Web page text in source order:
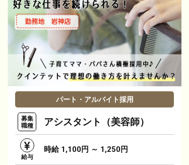
パート・アルバイト採用
募集
職種
アシスタント（美容師）
給与
時給 1,100円 ～ 1,250円